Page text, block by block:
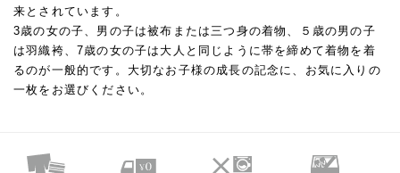
来とされています。
3歳の女の子、男の子は被布または三つ身の着物、５歳の男の子
は羽織袴、7歳の女の子は大人と同じように帯を締めて着物を着
るのが一般的です。大切なお子様の成長の記念に、お気に入りの
一枚をお選びください。